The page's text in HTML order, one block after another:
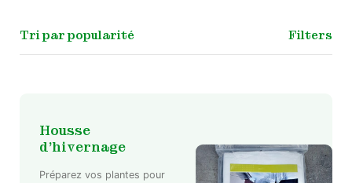
Filters
Housse
d’hivernage
Préparez vos plantes pour